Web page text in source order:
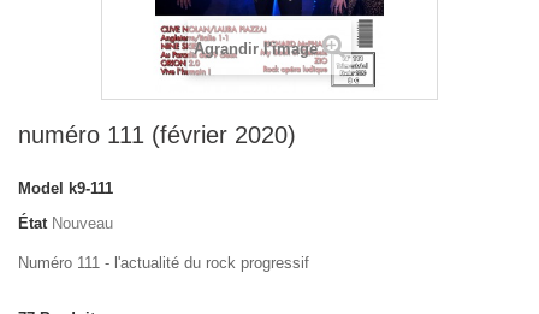
Agrandir l'image
numéro 111 (février 2020)
Model
k9-111
État Nouveau
Numéro 111 - l'actualité du rock progressif